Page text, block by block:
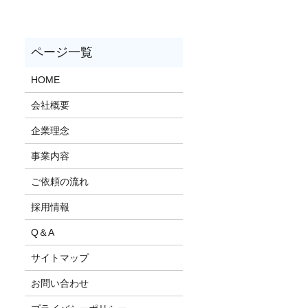
HOME
会社概要
企業理念
事業内容
ご依頼の流れ
採用情報
Q＆A
サイトマップ
お問い合わせ